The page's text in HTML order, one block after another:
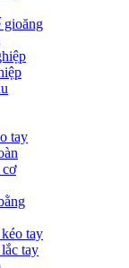
gioăng
tay
tay
tay